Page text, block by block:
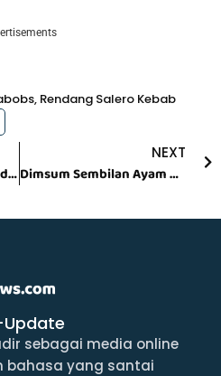
, Rendang Salero Kebab
Iftar Bertema “Al-Khayr” di Pullman Bandung, Sajian Lezat dan Suasana Ramadan yang Hangat
NEXT
Dimsum Sembilan Ayam di Bandung Sajikan Kuliner Halal Khas Hongkong
Update
sebagai media online
yang santai